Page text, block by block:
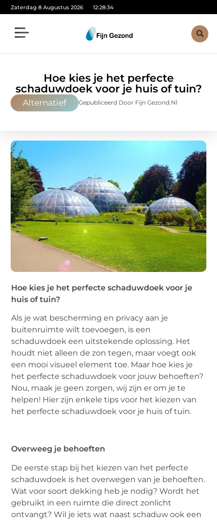
Zaterdag 8 Augustus 2026 12:28:35
Hoe kies je het perfecte
schaduwdoek voor je huis of tuin?
Alternatief Gepubliceerd Door Fijn Gezond.nl
Hoe kies je het perfecte schaduwdoek voor je
huis of tuin?
Als je wat bescherming en privacy aan je
buitenruimte wilt toevoegen, is een
schaduwdoek een uitstekende oplossing. Het
houdt niet alleen de zon tegen, maar voegt ook
een mooi visueel element toe. Maar hoe kies je
het perfecte schaduwdoek voor jouw behoeften?
Nou, maak je geen zorgen, wij zijn er om je te
helpen! Hier zijn enkele tips voor het kiezen van
het perfecte schaduwdoek voor je huis of tuin.
Overweeg je behoeften
De eerste stap bij het kiezen van het perfecte
schaduwdoek is het overwegen van je behoeften.
Wat voor soort dekking heb je nodig? Wordt het
gebruikt in een ruimte die direct zonlicht
ontvangt? Wil je iets wat naast schaduw ook een